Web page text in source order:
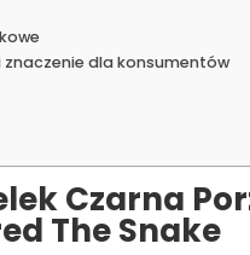
dla konsumentów
Czarna
The Snake